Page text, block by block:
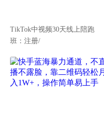
TikTok中视频30天线上陪跑
班：注册/